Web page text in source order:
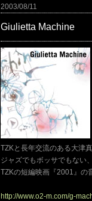
2003/08/11
Giulietta Machine
TZKと長年交流のある大津
ジャズでもボッサでもない
TZKの短編映画『2001』の
http://www.o2-m.com/g-